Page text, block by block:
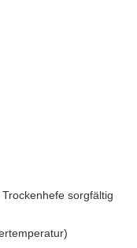
sorgfältig